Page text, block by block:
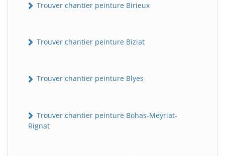
Trouver chantier peinture Birieux
Trouver chantier peinture Biziat
Trouver chantier peinture Blyes
Trouver chantier peinture Bohas-Meyriat-
Rignat